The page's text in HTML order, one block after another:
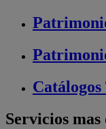
Catálogos
Servicios mas